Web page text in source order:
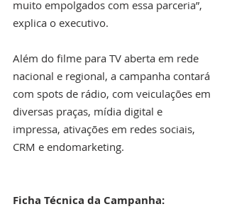
muito empolgados com essa parceria”,
explica o executivo.
Além do filme para TV aberta em rede
nacional e regional, a campanha contará
com spots de rádio, com veiculações em
diversas praças, mídia digital e
impressa, ativações em redes sociais,
CRM e endomarketing.
Ficha Técnica da Campanha: